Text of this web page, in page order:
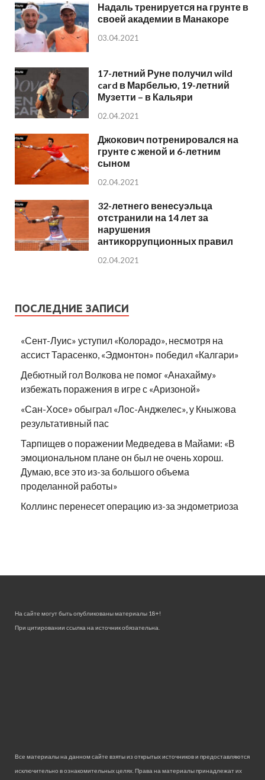
Надаль тренируется на грунте в
своей академии в Манакоре
03.04.2021
17-летний Руне получил wild
card в Марбелью, 19-летний
Музетти – в Кальяри
02.04.2021
Джокович потренировался на
грунте с женой и 6-летним
сыном
02.04.2021
32-летнего венесуэльца
отстранили на 14 лет за
нарушения
антикоррупционных правил
02.04.2021
ПОСЛЕДНИЕ ЗАПИСИ
«Сент-Луис» уступил «Колорадо», несмотря на
ассист Тарасенко, «Эдмонтон» победил «Калгари»
Дебютный гол Волкова не помог «Анахайму»
избежать поражения в игре с «Аризоной»
«Сан-Хосе» обыграл «Лос-Анджелес», у Кныжова
результативный пас
Тарпищев о поражении Медведева в Майами: «В
эмоциональном плане он был не очень хорош.
Думаю, все это из-за большого объема
проделанной работы»
Коллинс перенесет операцию из-за эндометриоза
На сайте могут быть опубликованы материалы 18+!
При цитировании ссылка на источник обязательна.
Все материалы на данном сайте взяты из открытых источников и предоставляются
исключительно в ознакомительных целях. Права на материалы принадлежат их